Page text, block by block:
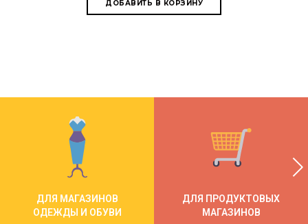
ДЛЯ МАГАЗИНОВ
ОДЕЖДЫ И ОБУВИ
ДЛЯ ПРОДУКТОВЫХ
МАГАЗИНОВ